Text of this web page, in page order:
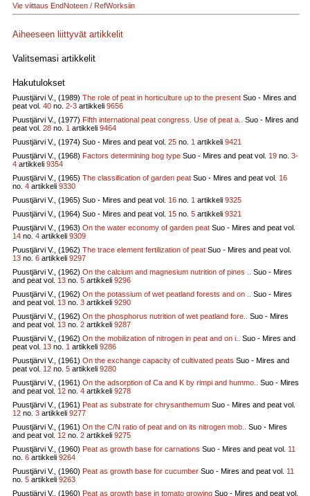
Vie viittaus EndNoteen / RefWorksiin
Aiheeseen liittyvät artikkelit
Valitsemasi artikkelit
Hakutulokset
Puustjärvi V., (1989) The role of peat in horticulture up to the present Suo - Mires and
peat vol. 40 no. 2-3 artikkeli 9656
Puustjärvi V., (1977) Fifth international peat congress. Use of peat a..
Suo - Mires and
peat vol. 28 no. 1 artikkeli 9464
Puustjärvi V., (1974) Suo - Mires and peat vol. 25 no. 1 artikkeli 9421
Puustjärvi V., (1968) Factors determining bog type Suo - Mires and peat vol. 19 no. 3-
4 artikkeli 9354
Puustjärvi V., (1965) The classification of garden peat Suo - Mires and peat vol. 16
no. 4 artikkeli 9330
Puustjärvi V., (1965) Suo - Mires and peat vol. 16 no. 1 artikkeli 9325
Puustjärvi V., (1964) Suo - Mires and peat vol. 15 no. 5 artikkeli 9321
Puustjärvi V., (1963) On the water economy of garden peat Suo - Mires and peat vol.
14 no. 4 artikkeli 9309
Puustjärvi V., (1962) The trace element fertilization of peat Suo - Mires and peat vol.
13 no. 6 artikkeli 9297
Puustjärvi V., (1962) On the calcium and magnesium nutrition of pines ..
Suo - Mires
and peat vol. 13 no. 5 artikkeli 9296
Puustjärvi V., (1962) On the potassium of wet peatland forests and on ..
Suo - Mires
and peat vol. 13 no. 3 artikkeli 9290
Puustjärvi V., (1962) On the phosphorus nutrition of wet peatland fore..
Suo - Mires
and peat vol. 13 no. 2 artikkeli 9287
Puustjärvi V., (1962) On the mobilization of nitrogen in peat and on i..
Suo - Mires and
peat vol. 13 no. 1 artikkeli 9286
Puustjärvi V., (1961) On the exchange capacity of cultivated peats Suo - Mires and
peat vol. 12 no. 5 artikkeli 9280
Puustjärvi V., (1961) On the adsorption of Ca and K by rimpi and hummo..
Suo - Mires
and peat vol. 12 no. 4 artikkeli 9278
Puustjärvi V., (1961) Peat as substrate for chrysanthemum Suo - Mires and peat vol.
12 no. 3 artikkeli 9277
Puustjärvi V., (1961) On the C/N ratio of peat and on its nitrogen mob..
Suo - Mires
and peat vol. 12 no. 2 artikkeli 9275
Puustjärvi V., (1960) Peat as growth base for carnations Suo - Mires and peat vol. 11
no. 6 artikkeli 9264
Puustjärvi V., (1960) Peat as growth base for cucumber Suo - Mires and peat vol. 11
no. 5 artikkeli 9263
Puustjärvi V., (1960) Peat as growth base in tomato growing Suo - Mires and peat vol.